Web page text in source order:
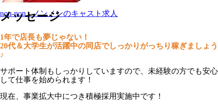
non-non - ノンノンのキャスト求人
メッセージ
1年で店長も夢じゃない！
20代＆大学生が活躍中の同店でしっかりがっちり稼ぎましょう
♪
サポート体制もしっかりしていますので、未経験の方でも安心
して仕事を始められます！
現在、事業拡大中につき積極採用実施中です！